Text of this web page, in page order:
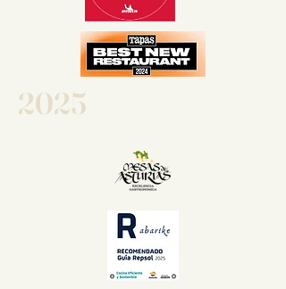
2025